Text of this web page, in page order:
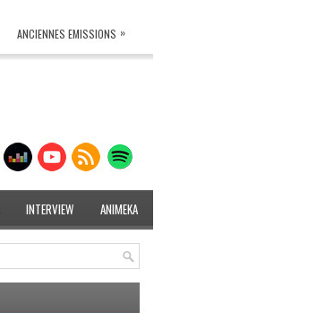
ANCIENNES EMISSIONS »
INTERVIEW ANIMEKA